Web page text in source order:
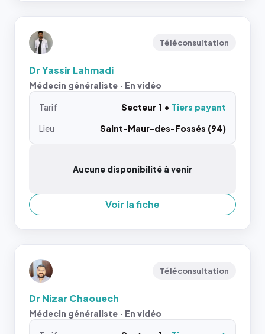
Téléconsultation
Dr Yassir Lahmadi
Médecin généraliste · En vidéo
Tarif Secteur 1
Tiers payant
Lieu
Saint-Maur-des-Fossés (94)
Aucune disponibilité à venir
Voir la fiche
Téléconsultation
Dr Nizar Chaouech
Médecin généraliste · En vidéo